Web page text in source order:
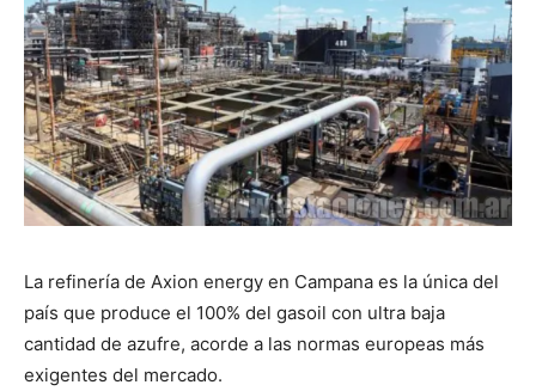
La refinería de Axion energy en Campana es la única del
país que produce el 100% del gasoil con ultra baja
cantidad de azufre, acorde a las normas europeas más
exigentes del mercado.